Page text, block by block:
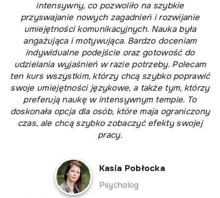
intensywny, co pozwoliło na szybkie
przyswajanie nowych zagadnień i rozwijanie
umiejętności komunikacyjnych. Nauka była
angażująca i motywująca. Bardzo doceniam
indywidualne podejście oraz gotowość do
udzielania wyjaśnień w razie potrzeby. Polecam
ten kurs wszystkim, którzy chcą szybko poprawić
swoje umiejętności językowe, a także tym, którzy
preferują naukę w intensywnym tempie. To
doskonała opcja dla osób, które maja ograniczony
czas, ale chcą szybko zobaczyć efekty swojej
pracy.
Kasia Pobłocka
Psycholog